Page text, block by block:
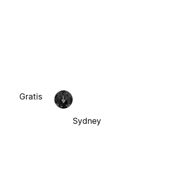
Gratis
Sydney